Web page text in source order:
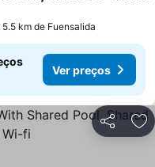
5.5 km de Fuensalida
Ver preços
Partilhar